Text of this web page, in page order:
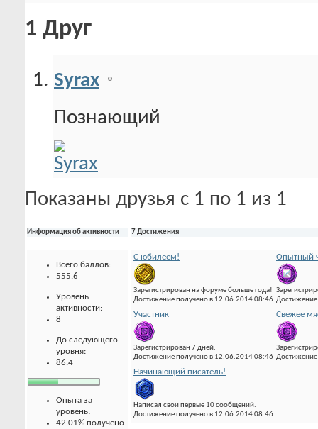
1 Друг
Syrax
Познающий
Показаны друзья с 1 по 1 из 1
Информация об активности
Всего баллов:
555.6
Уровень
активности:
8
До следующего
уровня:
86.4
Опыта за
уровень:
42.01% получено
7 Достижения
С юбилеем!
Зарегистрирован на форуме больше года!
Достижение получено в 12.06.2014 08:46
Опытный
Участник
Зарегистрирован 7 дней.
Достижение получено в 12.06.2014 08:46
Свежее
Начинающий писатель!
Написал свои первые 10 сообщений.
Достижение получено в 12.06.2014 08:46